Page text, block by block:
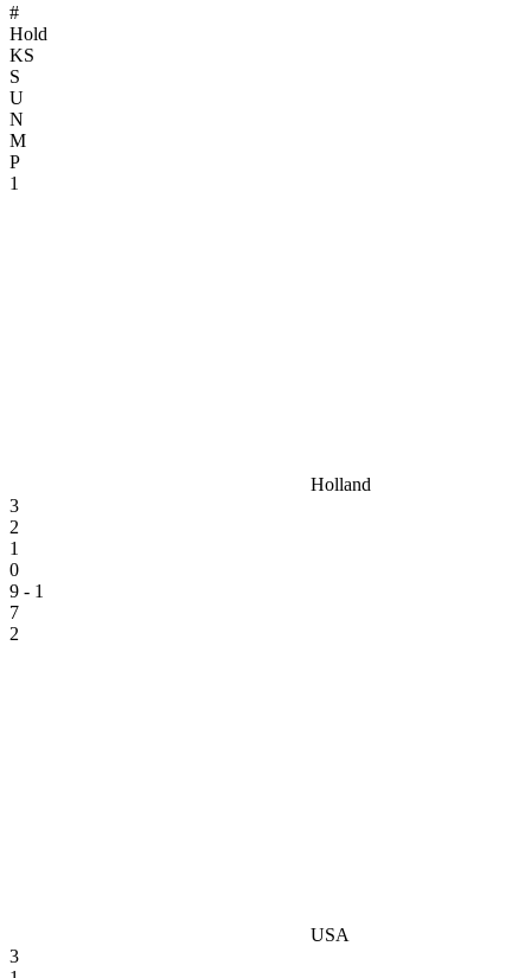
#
Hold
KS
S
U
N
M
P
1
Holland
3
2
1
0
9 - 1
7
2
USA
3